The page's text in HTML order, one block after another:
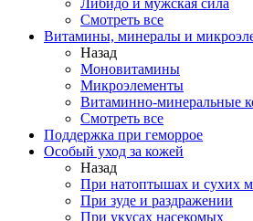
Либидо и мужская сила
Смотреть все
Витамины, минералы и
Назад
Моновитамины
Микроэлементы
Витаминно-минеральные
Смотреть все
Поддержка при геморрое
Особый уход за кожей
Назад
При натоптышах и сухих
При зуде и раздражении
При укусах насекомых